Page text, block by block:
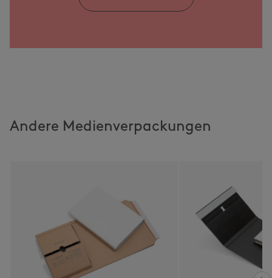
Andere Medienverpackungen